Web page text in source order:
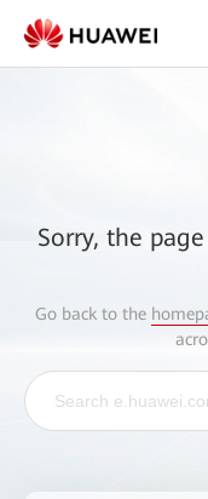
Sorry, the
Go back to the